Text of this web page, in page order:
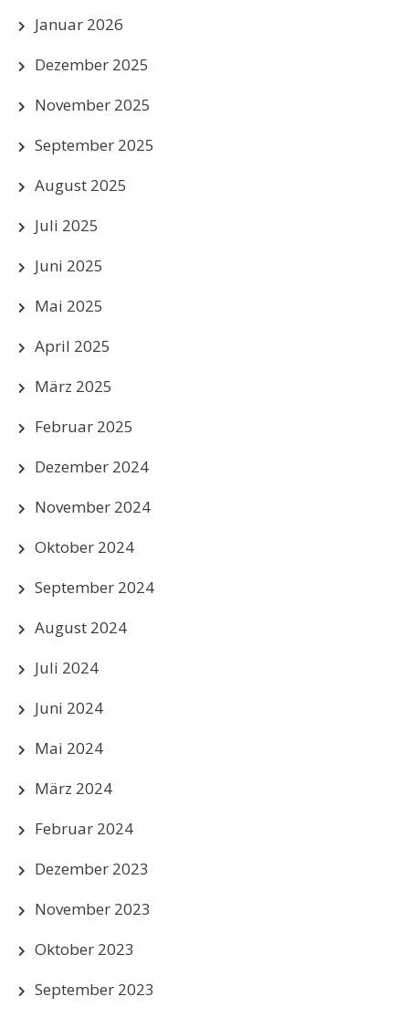
Januar 2026
Dezember 2025
November 2025
September 2025
August 2025
Juli 2025
Juni 2025
Mai 2025
April 2025
März 2025
Februar 2025
Dezember 2024
November 2024
Oktober 2024
September 2024
August 2024
Juli 2024
Juni 2024
Mai 2024
März 2024
Februar 2024
Dezember 2023
November 2023
Oktober 2023
September 2023